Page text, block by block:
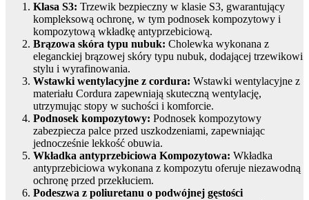
Klasa S3: Trzewik bezpieczny w klasie S3, gwarantujący
kompleksową ochronę, w tym podnosek kompozytowy i
kompozytową wkładkę antyprzebiciową.
Brązowa skóra typu nubuk: Cholewka wykonana z
eleganckiej brązowej skóry typu nubuk, dodającej trzewikowi
stylu i wyrafinowania.
Wstawki wentylacyjne z cordura: Wstawki wentylacyjne z
materiału Cordura zapewniają skuteczną wentylację,
utrzymując stopy w suchości i komforcie.
Podnosek kompozytowy: Podnosek kompozytowy
zabezpiecza palce przed uszkodzeniami, zapewniając
jednocześnie lekkość obuwia.
Wkładka antyprzebiciowa Kompozytowa: Wkładka
antyprzebiciowa wykonana z kompozytu oferuje niezawodną
ochronę przed przekłuciem.
Podeszwa z poliuretanu o podwójnej gęstości